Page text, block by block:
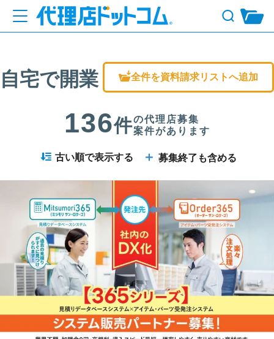
自宅で開業 全件を資料請求リストへ追加
136件の代理店募集
案件があります
古い順で表示する ＋ 募集終了も含める